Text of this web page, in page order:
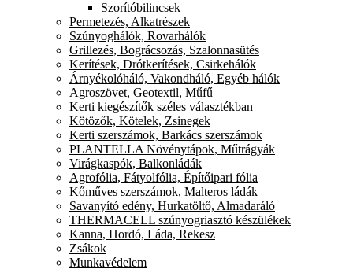
Szorítóbilincsek
Permetezés, Alkatrészek
Szúnyoghálók, Rovarhálók
Grillezés, Bográcsozás, Szalonnasütés
Kerítések, Drótkerítések, Csirkehálók
Árnyékolóháló, Vakondháló, Egyéb hálók
Agroszövet, Geotextil, Műfű
Kerti kiegészítők széles választékban
Kötözők, Kötelek, Zsinegek
Kerti szerszámok, Barkács szerszámok
PLANTELLA Növénytápok, Műtrágyák
Virágkaspók, Balkonládák
Agrofólia, Fátyolfólia, Építőipari fólia
Kőműves szerszámok, Malteros ládák
Savanyító edény, Hurkatöltő, Almadaráló
THERMACELL szúnyogriasztó készülékek
Kanna, Hordó, Láda, Rekesz
Zsákok
Munkavédelem